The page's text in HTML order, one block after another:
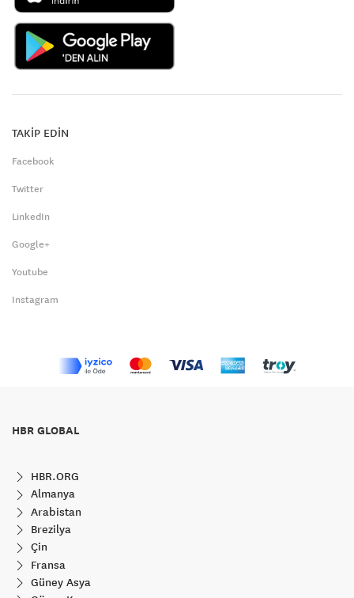
TAKİP EDİN
Facebook
Twitter
LinkedIn
Google+
Youtube
Instagram
HBR GLOBAL
HBR.ORG
Almanya
Arabistan
Brezilya
Çin
Fransa
Güney Asya